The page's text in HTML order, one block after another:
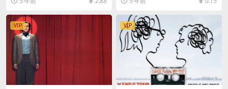
+迅雷云盘+阿里云盘资源1080
P超清未删减][MP4/10GB][中
文字幕]【视频文件+防和谐压
缩包（含解压密码）】
删减][MP4/7.8GB][中英字幕]
VIP VIP